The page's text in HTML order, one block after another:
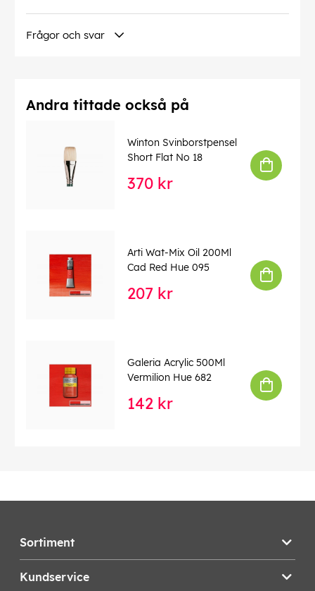
Frågor och svar
Andra tittade också på
Winton Svinborstpensel
Short Flat No 18
370 kr
Arti Wat-Mix Oil 200Ml
Cad Red Hue 095
207 kr
Galeria Acrylic 500Ml
Vermilion Hue 682
142 kr
Sortiment
Kundservice